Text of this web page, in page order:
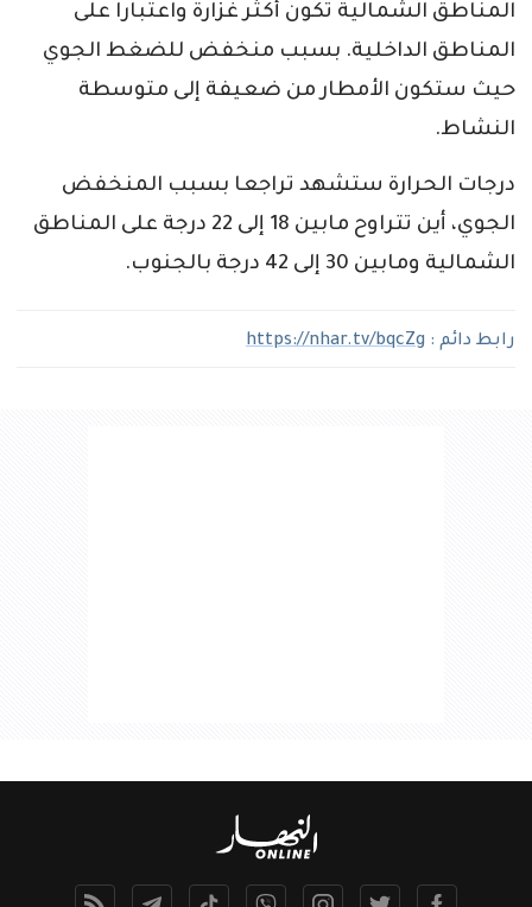
المناطق الشمالية تكون أكثر غزارة واعتبارا على
المناطق الداخلية. بسبب منخفض للضغط الجوي
حيث ستكون الأمطار من ضعيفة إلى متوسطة
النشاط.
درجات الحرارة ستشهد تراجعا بسبب المنخفض
الجوي، أين تتراوح مابين 18 إلى 22 درجة على المناطق
الشمالية ومابين 30 إلى 42 درجة بالجنوب.
رابط دائم : https://nhar.tv/bqcZg